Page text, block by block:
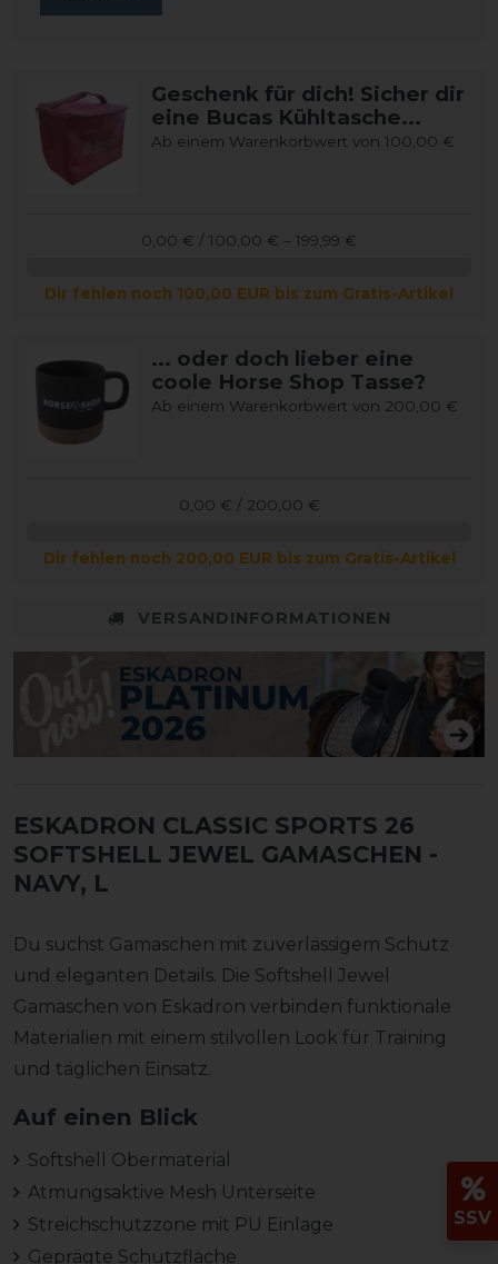
Geschenk für dich! Sicher dir
eine Bucas Kühltasche...
Ab einem Warenkorbwert von 100,00 €
0,00 € / 100,00 € – 199,99 €
Dir fehlen noch 100,00 EUR bis zum Gratis-Artikel
... oder doch lieber eine
coole Horse Shop Tasse?
Ab einem Warenkorbwert von 200,00 €
0,00 € / 200,00 €
Dir fehlen noch 200,00 EUR bis zum Gratis-Artikel
VERSANDINFORMATIONEN
ESKADRON CLASSIC SPORTS 26
SOFTSHELL JEWEL GAMASCHEN -
NAVY, L
Du suchst Gamaschen mit zuverlässigem Schutz
und eleganten Details. Die Softshell Jewel
Gamaschen von Eskadron verbinden funktionale
Materialien mit einem stilvollen Look für Training
und täglichen Einsatz.
Auf einen Blick
Softshell Obermaterial
Atmungsaktive Mesh Unterseite
Streichschutzzone mit PU Einlage
Geprägte Schutzfläche
SSV